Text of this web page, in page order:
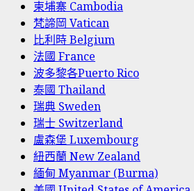
柬埔寨 Cambodia
梵諦岡 Vatican
比利時 Belgium
法國 France
波多黎各Puerto Rico
泰國 Thailand
瑞典 Sweden
瑞士 Switzerland
盧森堡 Luxembourg
紐西蘭 New Zealand
緬甸 Myanmar (Burma)